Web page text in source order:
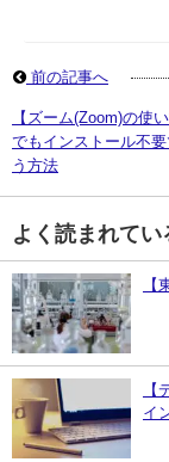
前の記事へ
【ズーム(Zoom)の使
でもインストール不
う方法
よく読まれてい
イ